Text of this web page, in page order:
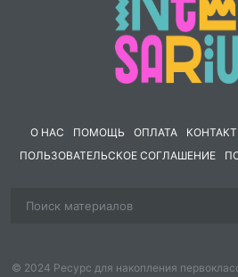
Какие растения встречаются в
что это за белая гора плывёт?
Опыт: В банку с водой помещаем
Почему он не утонул? Лёд
Рассказ о белых
жизни, интересные факты)
заметен на белом снегу и мешает
О НАС ПОМОЩЬ ОПЛАТА
ПОЛЬЗОВАТЕЛЬСКОЕ СОГЛАШЕНИЕ
© 2024 Ресурс для накопления